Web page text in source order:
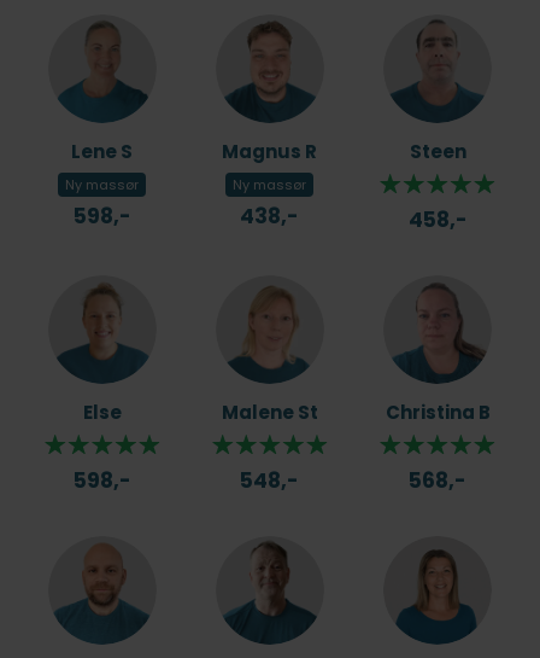
Lene S
Ny massør
598,-
Magnus R
Ny massør
438,-
Steen
458,-
Else
598,-
Malene St
548,-
Christina B
568,-